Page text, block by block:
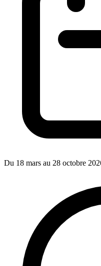
Du 18 mars au 28 octobre